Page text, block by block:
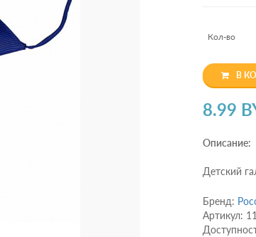
Кол-во
В
8.99
Описание:
Детский
Бренд:
Артикул: